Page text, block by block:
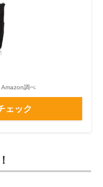
調べ
ェック